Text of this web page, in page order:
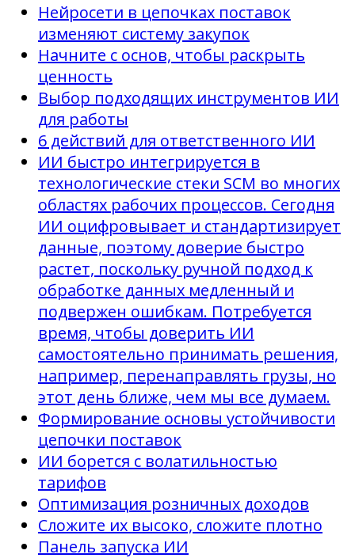
Нейросети в цепочках поставок
изменяют систему закупок
Начните с основ, чтобы раскрыть
ценность
Выбор подходящих инструментов ИИ
для работы
6 действий для ответственного ИИ
ИИ быстро интегрируется в
технологические стеки SCM во многих
областях рабочих процессов. Сегодня
ИИ оцифровывает и стандартизирует
данные, поэтому доверие быстро
растет, поскольку ручной подход к
обработке данных медленный и
подвержен ошибкам. Потребуется
время, чтобы доверить ИИ
самостоятельно принимать решения,
например, перенаправлять грузы, но
этот день ближе, чем мы все думаем.
Формирование основы устойчивости
цепочки поставок
ИИ борется с волатильностью
тарифов
Оптимизация розничных доходов
Сложите их высоко, сложите плотно
Панель запуска ИИ